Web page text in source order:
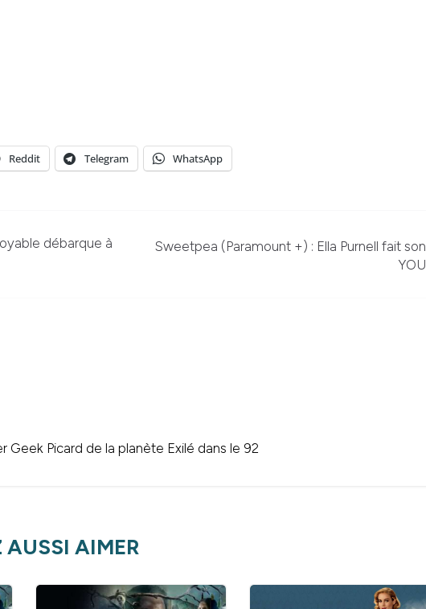
Reddit Telegram WhatsApp
débarque à
Sweetpea (Paramount +) : Ella Purnell fait son
YOU
Geek Picard de la planète Exilé dans le 92
AUSSI AIMER